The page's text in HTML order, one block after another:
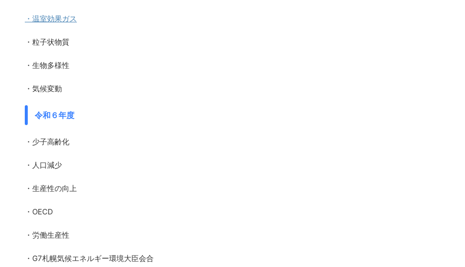
・温室効果ガス
・粒子状物質
・生物多様性
・気候変動
令和６年度
・少子高齢化
・人口減少
・生産性の向上
・OECD
・労働生産性
・G7札幌気候エネルギー環境大臣会合